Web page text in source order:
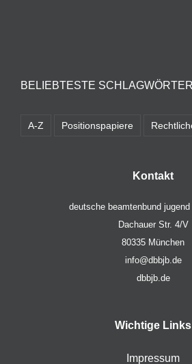
BELIEBTESTE SCHLAGWÖRTER
A-Z Positionspapiere
Kontakt
deutsche beamtenbund jugend
Dachauer Str. 4/V
80335 München
info@dbbjb.de
dbbjb.de
Wichtige Links
Impressum